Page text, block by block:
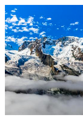
Destinations
Acteurs
Thèmes